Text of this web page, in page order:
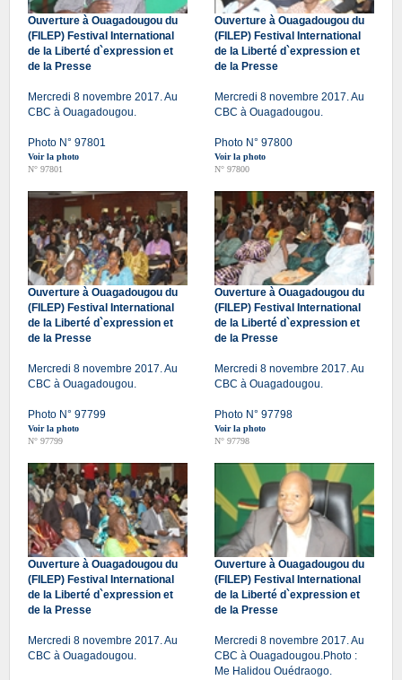
Ouverture à Ouagadougou du
(FILEP) Festival International
de la Liberté d`expression et
de la Presse
Mercredi 8 novembre 2017. Au
CBC à Ouagadougou.
Photo N° 97801
Voir la photo
N° 97801
Ouverture à Ouagadougou du
(FILEP) Festival International
de la Liberté d`expression et
de la Presse
Mercredi 8 novembre 2017. Au
CBC à Ouagadougou.
Photo N° 97800
Voir la photo
N° 97800
Ouverture à Ouagadougou du
(FILEP) Festival International
de la Liberté d`expression et
de la Presse
Mercredi 8 novembre 2017. Au
CBC à Ouagadougou.
Photo N° 97799
Voir la photo
N° 97799
Ouverture à Ouagadougou du
(FILEP) Festival International
de la Liberté d`expression et
de la Presse
Mercredi 8 novembre 2017. Au
CBC à Ouagadougou.
Photo N° 97798
Voir la photo
N° 97798
Ouverture à Ouagadougou du
(FILEP) Festival International
de la Liberté d`expression et
de la Presse
Mercredi 8 novembre 2017. Au
CBC à Ouagadougou.
Ouverture à Ouagadougou du
(FILEP) Festival International
de la Liberté d`expression et
de la Presse
Mercredi 8 novembre 2017. Au
CBC à Ouagadougou.Photo :
Me Halidou Ouédraogo.